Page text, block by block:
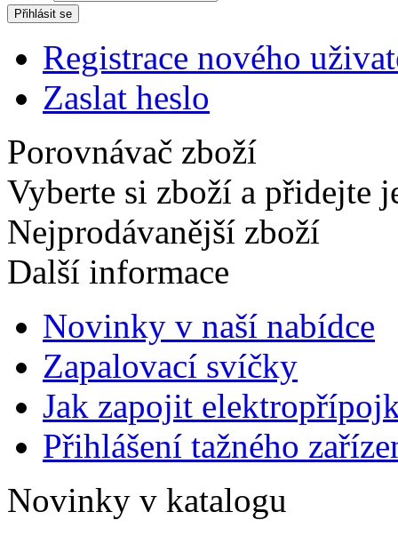
Registrace nového
Zaslat heslo
Porovnávač zboží
Vyberte si zboží a přidejte
Nejprodávanější zboží
Další informace
Novinky v naší nabídce
Zapalovací svíčky
Jak zapojit
Přihlášení tažného
Novinky v katalogu